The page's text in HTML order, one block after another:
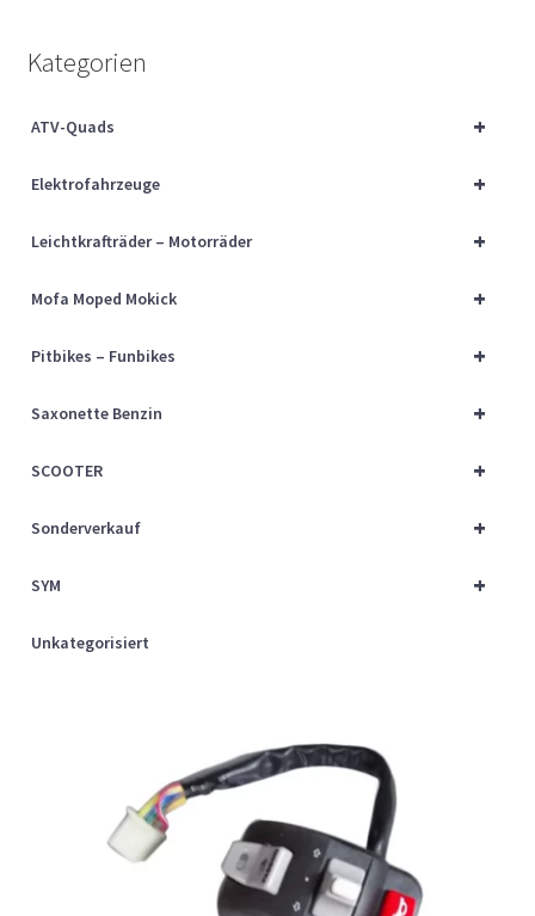
Über uns
Kategorien
+
ATV-Quads
+
Elektrofahrzeuge
+
Leichtkrafträder – Motorräder
+
Mofa Moped Mokick
+
Pitbikes – Funbikes
+
Saxonette Benzin
+
SCOOTER
+
Sonderverkauf
+
SYM
Unkategorisiert